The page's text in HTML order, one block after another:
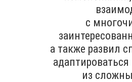
с
а также развил
из